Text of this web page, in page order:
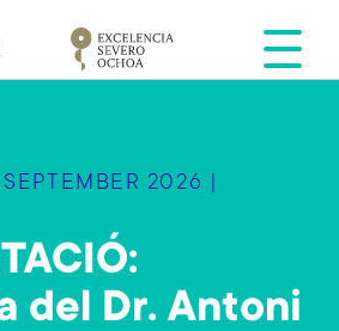
2026 |
del Dr. Antoni